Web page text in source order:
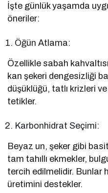
İşte günlük yaşamda
öneriler:
Öğün Atlama:
Özellikle sabah
kan şekeri dengesizliği
düşüklüğü, tatlı krizleri
tetikler.
Karbonhidrat Seçimi:
Beyaz un, şeker gibi
tam tahıllı ekmekler,
tercih edilmelidir. Bunlar
üretimini destekler.